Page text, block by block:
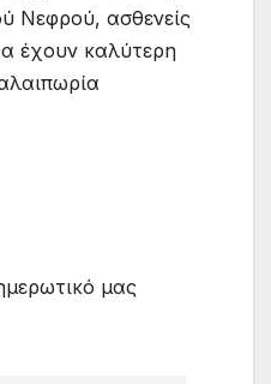
Νεφρού, ασθενείς
έχουν καλύτερη
μας